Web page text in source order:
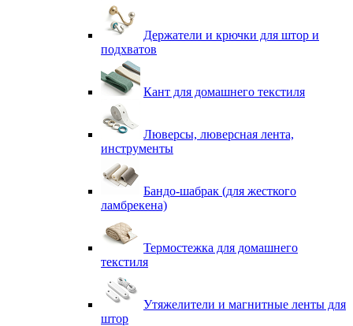
Держатели и крючки для штор и
подхватов
Кант для домашнего текстиля
Люверсы, люверсная лента,
инструменты
Бандо-шабрак (для жесткого
ламбрекена)
Термостежка для домашнего
текстиля
Утяжелители и магнитные ленты для
штор